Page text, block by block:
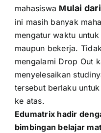
mahasiswa Mulai
ini masih banyak
mengatur waktu
maupun bekerja.
mengalami Drop Out
menyelesaikan
tersebut berlaku
ke atas.
Edumatrix hadir
bimbingan belajar